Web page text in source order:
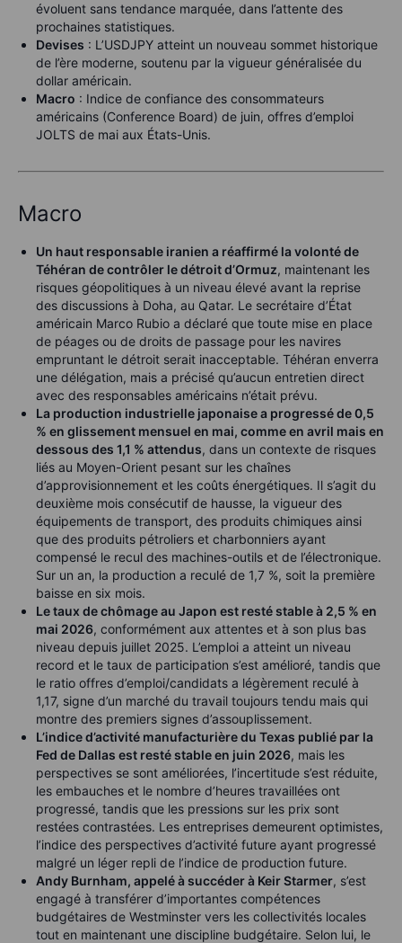
évoluent sans tendance marquée, dans l’attente des
prochaines statistiques.
Devises : L’USDJPY atteint un nouveau sommet historique
de l’ère moderne, soutenu par la vigueur généralisée du
dollar américain.
Macro : Indice de confiance des consommateurs
américains (Conference Board) de juin, offres d’emploi
JOLTS de mai aux États-Unis.
Macro
Un haut responsable iranien a réaffirmé la volonté de
Téhéran de contrôler le détroit d’Ormuz, maintenant les
risques géopolitiques à un niveau élevé avant la reprise
des discussions à Doha, au Qatar. Le secrétaire d’État
américain Marco Rubio a déclaré que toute mise en place
de péages ou de droits de passage pour les navires
empruntant le détroit serait inacceptable. Téhéran enverra
une délégation, mais a précisé qu’aucun entretien direct
avec des responsables américains n’était prévu.
La production industrielle japonaise a progressé de 0,5
% en glissement mensuel en mai, comme en avril mais en
dessous des 1,1 % attendus, dans un contexte de risques
liés au Moyen-Orient pesant sur les chaînes
d’approvisionnement et les coûts énergétiques. Il s’agit du
deuxième mois consécutif de hausse, la vigueur des
équipements de transport, des produits chimiques ainsi
que des produits pétroliers et charbonniers ayant
compensé le recul des machines-outils et de l’électronique.
Sur un an, la production a reculé de 1,7 %, soit la première
baisse en six mois.
Le taux de chômage au Japon est resté stable à 2,5 % en
mai 2026, conformément aux attentes et à son plus bas
niveau depuis juillet 2025. L’emploi a atteint un niveau
record et le taux de participation s’est amélioré, tandis que
le ratio offres d’emploi/candidats a légèrement reculé à
1,17, signe d’un marché du travail toujours tendu mais qui
montre des premiers signes d’assouplissement.
L’indice d’activité manufacturière du Texas publié par la
Fed de Dallas est resté stable en juin 2026, mais les
perspectives se sont améliorées, l’incertitude s’est réduite,
les embauches et le nombre d’heures travaillées ont
progressé, tandis que les pressions sur les prix sont
restées contrastées. Les entreprises demeurent optimistes,
l’indice des perspectives d’activité future ayant progressé
malgré un léger repli de l’indice de production future.
Andy Burnham, appelé à succéder à Keir Starmer, s’est
engagé à transférer d’importantes compétences
budgétaires de Westminster vers les collectivités locales
tout en maintenant une discipline budgétaire. Selon lui, le